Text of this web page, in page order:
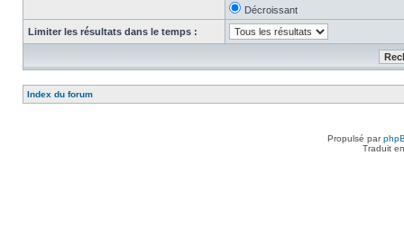
Décroissant
Limiter les résultats dans le temps :
Index du forum
Propulsé par
Traduit